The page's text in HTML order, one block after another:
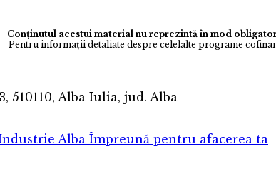
Conținutul acestui material nu reprezintă în mod
Pentru informaţii detaliate despre celelalte programe
510110, Alba Iulia, jud. Alba
Alba Împreună pentru afacerea ta